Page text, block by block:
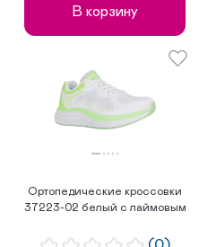
В корзину
Ортопедические кроссовки
37223-02 белый с лаймовым